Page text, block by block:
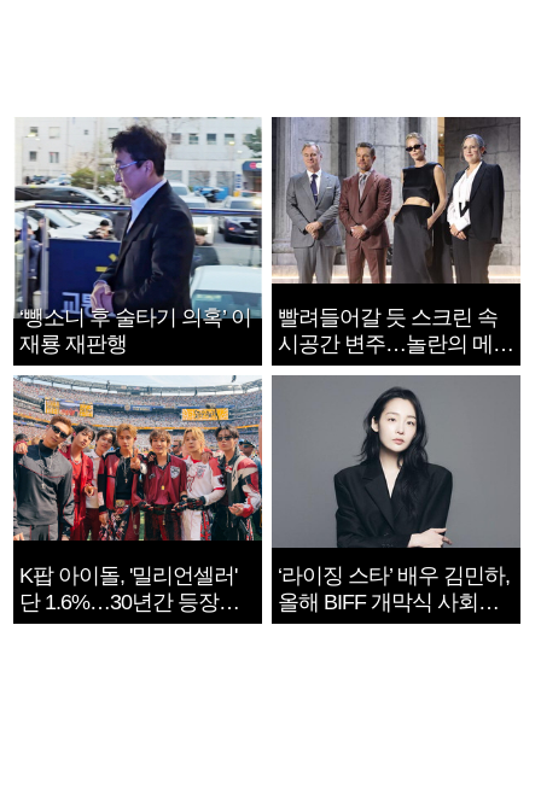
‘뺑소니 후 술타기 의혹’ 이
재룡 재판행
빨려들어갈 듯 스크린 속
시공간 변주…놀란의 메시
지는 ‘전쟁 속죄’
K팝 아이돌, '밀리언셀러'
단 1.6%…30년간 등장
1182개팀 전수조사
‘라이징 스타’ 배우 김민하,
올해 BIFF 개막식 사회자
확정